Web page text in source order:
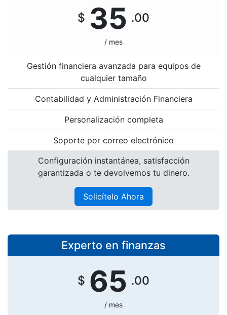
$ 35 .00
/ mes
Gestión financiera avanzada para equipos de
cualquier tamaño
Contabilidad y Administración Financiera
Personalización completa
Soporte por correo electrónico
Configuración instantánea, satisfacción
garantizada o te devolvemos tu dinero.
Solicítelo Ahora
Experto en finanzas
$ 65 .00
/ mes